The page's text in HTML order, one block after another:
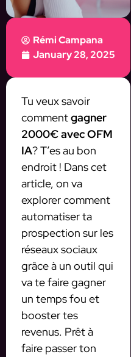
Rémi Campana
January 28, 2025
Tu veux savoir
commentgagner
2000€ avec OFM
IA? T’es au bon
endroit ! Dans cet
article, on va
explorer comment
automatiser ta
prospection sur les
réseaux sociaux
grâce à un outil qui
va te faire gagner
un temps fou et
booster tes
revenus. Prêt à
faire passer ton